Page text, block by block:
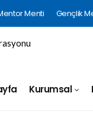
Menti Gençlik
Kurumsal